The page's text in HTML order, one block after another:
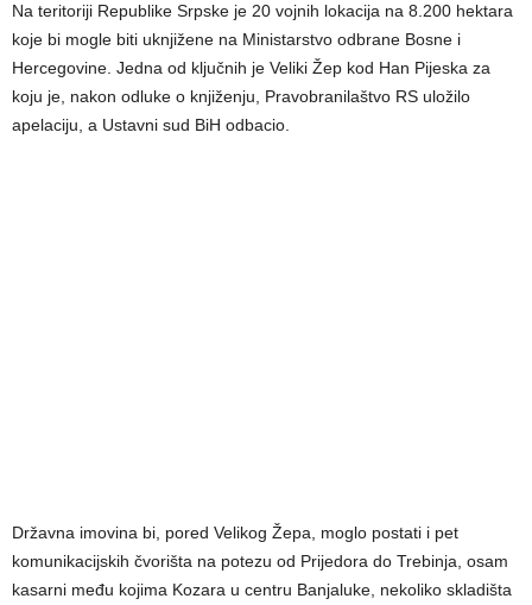
Na teritoriji Republike Srpske je 20 vojnih lokacija na 8.200 hektara
koje bi mogle biti uknjižene na Ministarstvo odbrane Bosne i
Hercegovine. Jedna od ključnih je Veliki Žep kod Han Pijeska za
koju je, nakon odluke o knjiženju, Pravobranilaštvo RS uložilo
apelaciju, a Ustavni sud BiH odbacio.
Državna imovina bi, pored Velikog Žepa, moglo postati i pet
komunikacijskih čvorišta na potezu od Prijedora do Trebinja, osam
kasarni među kojima Kozara u centru Banjaluke, nekoliko skladišta